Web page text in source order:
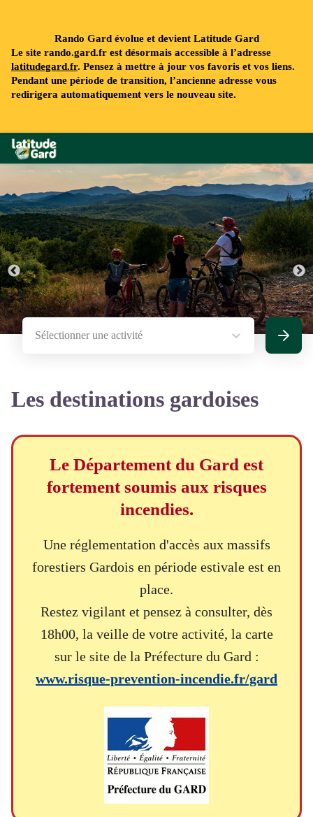
Rando Gard évolue et devient Latitude Gard
Le site rando.gard.fr est désormais accessible à l’adresse
latitudegard.fr. Pensez à mettre à jour vos favoris et vos liens.
Pendant une période de transition, l’ancienne adresse vous
redirigera automatiquement vers le nouveau site.
Rando Gard
Sélectionner une activité
Les destinations gardoises
Le Département du Gard est
fortement soumis aux risques
incendies.
Une réglementation d'accès aux massifs
forestiers Gardois en période estivale est en
place.
Restez vigilant et pensez à consulter, dès
18h00, la veille de votre activité, la carte
sur le site de la Préfecture du Gard :
www.risque-prevention-incendie.fr/gard